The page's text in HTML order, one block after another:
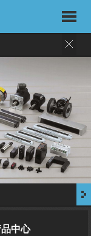
中心